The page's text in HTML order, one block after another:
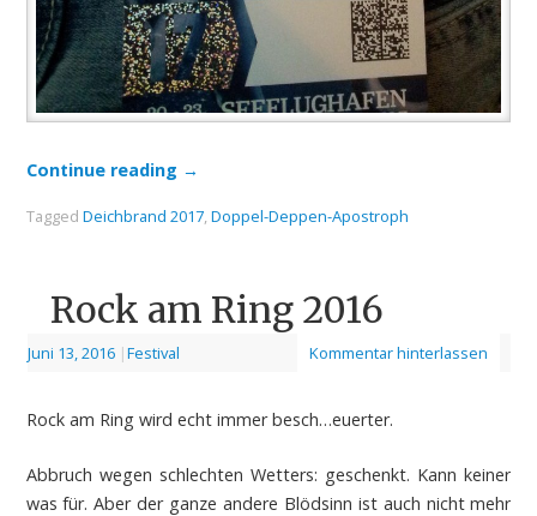
Continue reading →
Tagged Deichbrand 2017, Doppel-Deppen-Apostroph
Rock am Ring 2016
Juni 13, 2016 |Festival Kommentar hinterlassen
Rock am Ring wird echt immer besch…euerter.
Abbruch wegen schlechten Wetters: geschenkt. Kann keiner
was für. Aber der ganze andere Blödsinn ist auch nicht mehr